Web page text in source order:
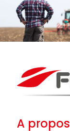
A propos